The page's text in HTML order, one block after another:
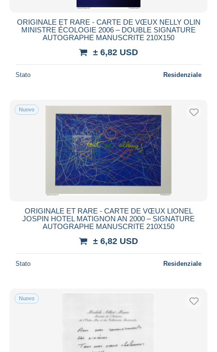
ORIGINALE ET RARE - CARTE DE VŒUX NELLY OLIN
MINISTRE ÉCOLOGIE 2006 – DOUBLE SIGNATURE
AUTOGRAPHE MANUSCRITE 210X150
± 6,82 USD
Stato Residenziale
Nuovo
ORIGINALE ET RARE - CARTE DE VŒUX LIONEL
JOSPIN HOTEL MATIGNON AN 2000 – SIGNATURE
AUTOGRAPHE MANUSCRITE 210X150
± 6,82 USD
Stato Residenziale
Nuovo